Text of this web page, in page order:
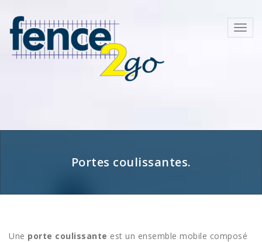
content
Portes coulissantes.
Une porte coulissante est un ensemble mobile composé